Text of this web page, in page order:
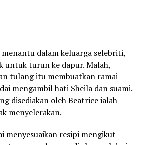
dalam keluarga selebriti,
untuk turun ke dapur. Malah,
tulang itu membuatkan ramai
mengambil hati Sheila dan suami.
disediakan oleh Beatrice ialah
menyelerakan.
menyesuaikan resipi mengikut